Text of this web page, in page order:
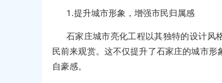
1.提升城市形象，增强市民归属感
石家庄城市亮化工程以其独特的设计风
民前来观赏。这不仅提升了石家庄的城市
自豪感。